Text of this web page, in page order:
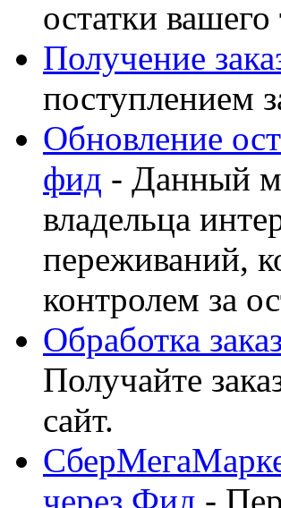
остатки
Получение
поступлением
Обновление
фид - Данный
владельца
переживаний,
контролем за
Обработка
Получайте
сайт.